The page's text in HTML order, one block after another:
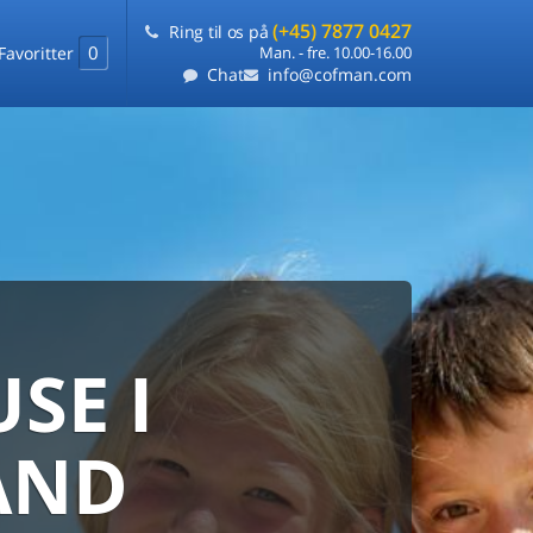
Favoritter 0
Ring til os på (+45) 7877 0427
Man. - fre. 10.00-16.00
Chat info@cofman.com
I
laveste pris
ét sted